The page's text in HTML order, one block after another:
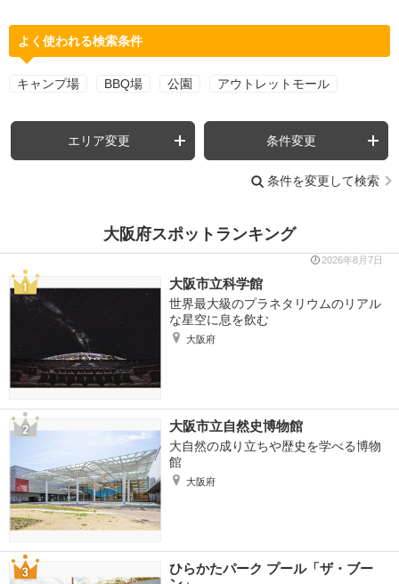
よく使われる検索条件
キャンプ場 BBQ場 公園 アウトレットモール
エリア変更 条件変更
条件を変更して検索
大阪府スポットランキング
2026年8月7日
大阪市立科学館
世界最大級のプラネタリウムのリアル
な星空に息を飲む
大阪府
大阪市立自然史博物館
大自然の成り立ちや歴史を学べる博物
館
大阪府
ひらかたパーク プール「ザ・ブー